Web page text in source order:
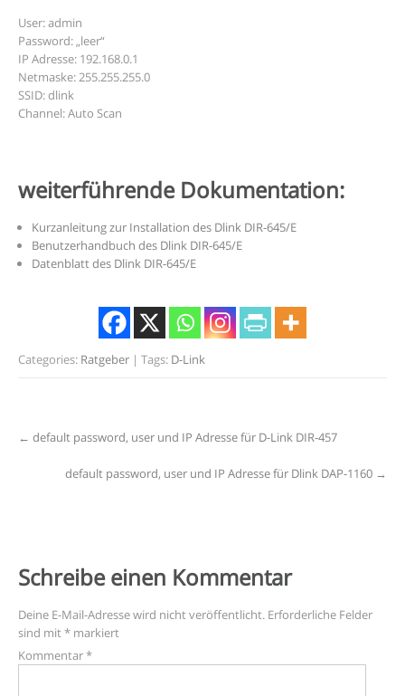
User: admin
Password: „leer“
IP Adresse: 192.168.0.1
Netmaske: 255.255.255.0
SSID: dlink
Channel: Auto Scan
weiterführende Dokumentation:
Kurzanleitung zur Installation des Dlink DIR-645/E
Benutzerhandbuch des Dlink DIR-645/E
Datenblatt des Dlink DIR-645/E
Categories: Ratgeber | Tags: D-Link
Post
navigation
← default password, user und IP Adresse für D-Link DIR-457
default password, user und IP Adresse für Dlink DAP-1160 →
Schreibe einen Kommentar
Deine E-Mail-Adresse wird nicht veröffentlicht. Erforderliche Felder
sind mit* markiert
Kommentar*